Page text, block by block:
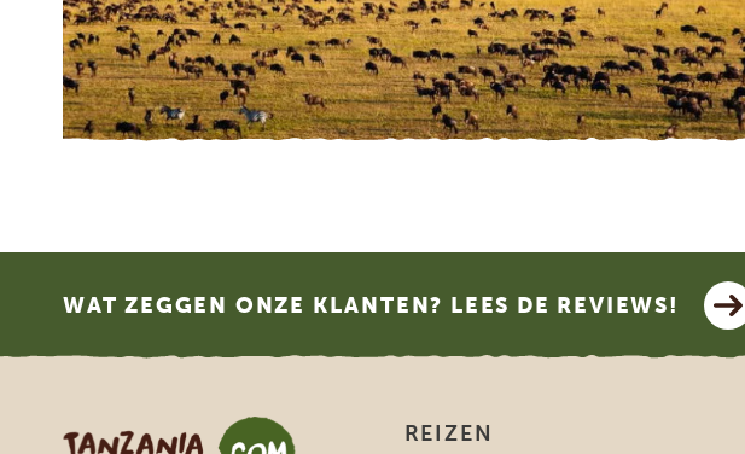
WAT ZEGGEN ONZE KLANTEN? LEES DE REVIEWS!
Tanzania Specialist REIZEN